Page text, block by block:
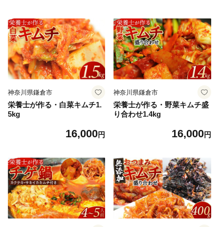
神奈川県鎌倉市
栄養士が作る・白菜キムチ1.
5kg
16,000円
神奈川県鎌倉市
栄養士が作る・野菜キムチ盛
り合わせ1.4kg
16,000円